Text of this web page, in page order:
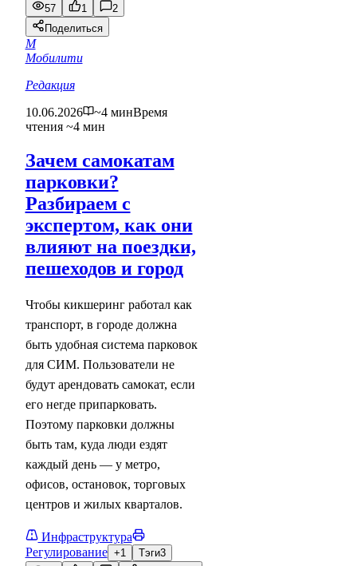
57
1
2
Поделиться
М
Мобилити
Редакция
10.06.2026
~4 минВремя
чтения ~4 мин
Зачем самокатам
парковки?
Разбираем с
экспертом, как они
влияют на поездки,
пешеходов и город
Чтобы кикшеринг работал как
транспорт, в городе должна
быть удобная система парковок
для СИМ. Пользователи не
будут арендовать самокат, если
его негде припарковать.
Поэтому парковки должны
быть там, куда люди ездят
каждый день — у метро,
офисов, остановок, торговых
центров и жилых кварталов.
Инфраструктура
Регулирование +1 Тэги3